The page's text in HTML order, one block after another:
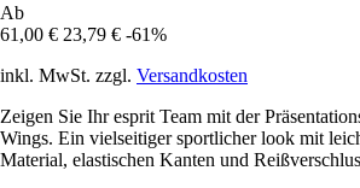
Ab
61,00 € 23,79 € -61%
inkl. MwSt. zzgl. Versandkosten
Zeigen Sie Ihr esprit Team mit der
Wings. Ein vielseitiger sportlicher look mit
Material, elastischen Kanten und